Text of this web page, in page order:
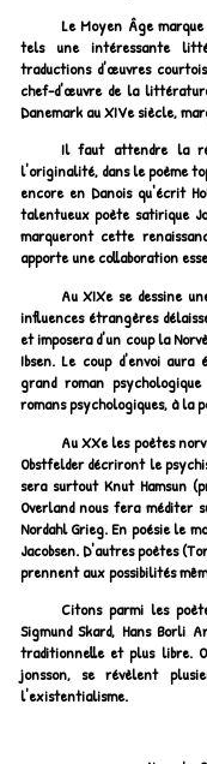
Le Moyen Âge
tels une intéressante
traductions d'œuvres
chef-d'œuvre de la
Danemark au XIVe siècle,
Il faut attendre la
l'originalité, dans le poème
encore en Danois qu'écrit
talentueux poète satirique
marqueront cette
apporte une collaboration
Au XIXe se dessine
influences étrangères
et imposera d'un coup la
Ibsen. Le coup d'envoi
grand roman
romans psychologiques, à la
Au XXe les poètes
Obstfelder décriront le
sera surtout Knut Hamsun
Overland nous fera méditer
Nordahl Grieg. En poésie le
Jacobsen. D'autres poètes
prennent aux possibilités
Citons parmi les
Sigmund Skard, Hans Borli
traditionnelle et plus libre.
jonsson, se révèlent
l'existentialisme.